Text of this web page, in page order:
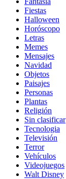
Fiestas
Halloween
Horóscopo
Letras
Memes
Mensajes
Navidad
Objetos
Paisajes
Personas
Plantas
Religión
Sin clasificar
Tecnologia
Televisión
Terror
Vehículos
Videojuegos
Walt Disney